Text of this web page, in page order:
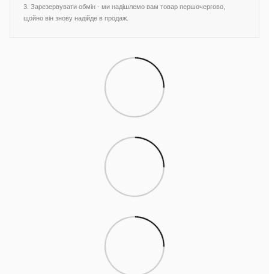
3. Зарезервувати обмін - ми надішлемо вам товар першочергово,
щойно він знову надійде в продаж.